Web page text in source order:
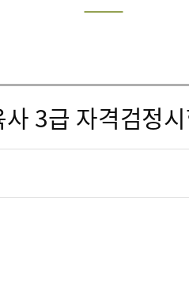
3급 자격검정